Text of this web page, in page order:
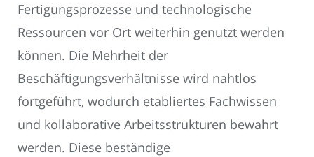
Fertigungsprozesse und technologische
Ressourcen vor Ort weiterhin genutzt werden
können. Die Mehrheit der
Beschäftigungsverhältnisse wird nahtlos
fortgeführt, wodurch etabliertes Fachwissen
und kollaborative Arbeitsstrukturen bewahrt
werden. Diese beständige